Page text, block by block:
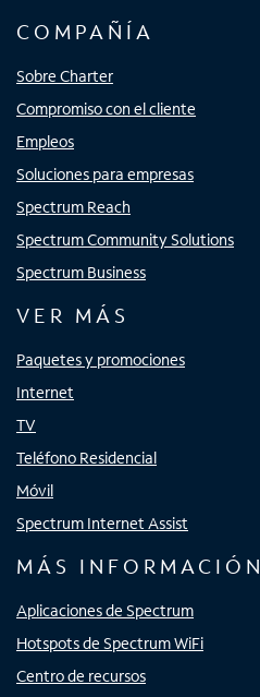
COMPAÑÍA
Sobre Charter
Compromiso con el cliente
Empleos
Soluciones para empresas
Spectrum Reach
Spectrum Community Solutions
Spectrum Business
VER MÁS
Paquetes y promociones
Internet
TV
Teléfono Residencial
Móvil
Spectrum Internet Assist
MÁS INFORMACIÓN
Aplicaciones de Spectrum
Hotspots de Spectrum WiFi
Centro de recursos